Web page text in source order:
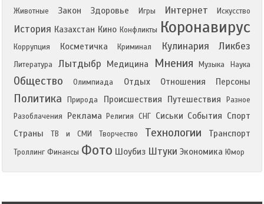
Животные
Закон Здоровье Игры Интернет Искусство
История Казахстан Кино Конфликты Коронавирус
Коррупция Косметичка Криминал Кулинария Ликбез
Литература Лытдыбр Медицина Мнения Музыка Наука
Общество Олимпиада Отдых Отношения Персоны
Политика Природа Происшествия Путешествия
Разное
Разоблачения
Реклама Религия СНГ Сиськи События Спорт
Страны
ТВ и СМИ Творчество Технологии Транспорт
Троллинг Финансы Фото Шоубиз Штуки Экономика Юмор